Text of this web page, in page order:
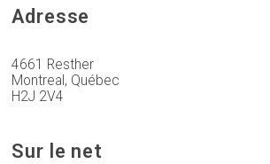
Adresse
4661 Resther
Montreal, Québec
H2J 2V4
Sur le net